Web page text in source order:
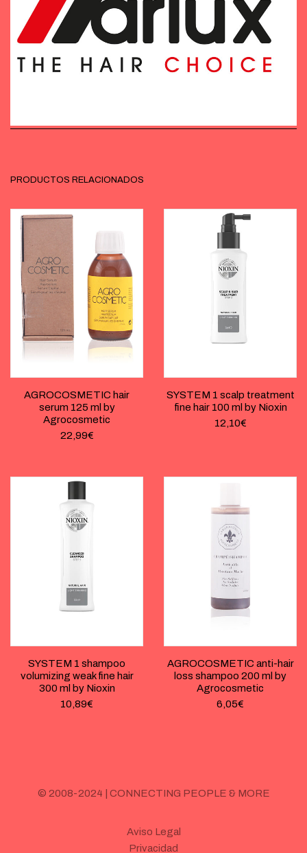
PRODUCTOS RELACIONADOS
AGROCOSMETIC hair
serum 125 ml by
Agrocosmetic
22,99€
SYSTEM 1 scalp treatment
fine hair 100 ml by Nioxin
12,10€
SYSTEM 1 shampoo
volumizing weak fine hair
300 ml by Nioxin
10,89€
AGROCOSMETIC anti-hair
loss shampoo 200 ml by
Agrocosmetic
6,05€
© 2008-2024 | CONNECTING PEOPLE & MORE
Aviso Legal
Privacidad